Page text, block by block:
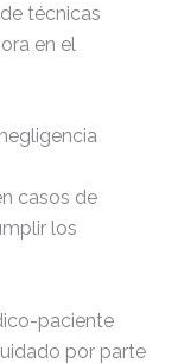
técnicas
en el
casos de
los
paciente
por parte